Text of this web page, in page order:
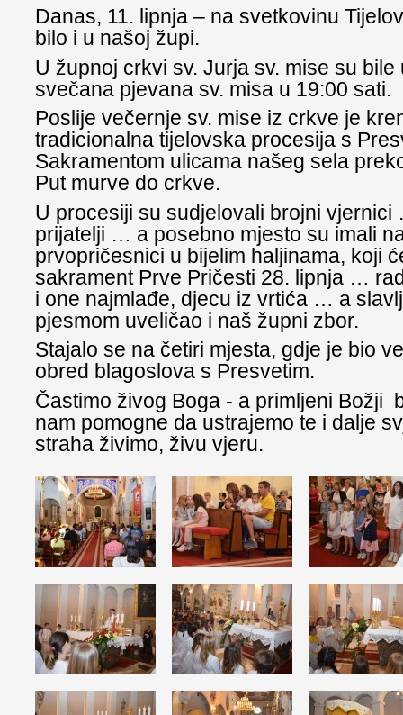
Danas, 11. lipnja – na svetkovinu
bilo i u našoj župi.
U župnoj crkvi sv. Jurja sv. mise su bile
svečana pjevana sv. misa u 19:00 sati.
Poslije večernje sv. mise iz crkve je
tradicionalna tijelovska procesija s
Sakramentom ulicama našeg sela
Put murve do crkve.
U procesiji su sudjelovali brojni
prijatelji … a posebno mjesto su imali
prvopričesnici u bijelim haljinama, koji
sakrament Prve Pričesti 28. lipnja …
i one najmlađe, djecu iz vrtića … a
pjesmom uveličao i naš župni zbor.
Stajalo se na četiri mjesta, gdje je bio
obred blagoslova s Presvetim.
Častimo živog Boga - a primljeni Božji
nam pomogne da ustrajemo te i dalje
straha živimo, živu vjeru.